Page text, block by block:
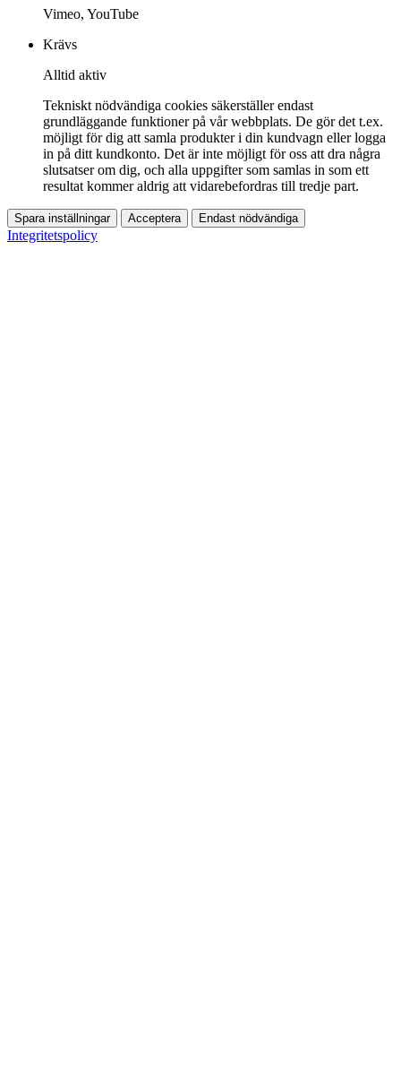
Vimeo, YouTube
Krävs
Alltid aktiv
Tekniskt nödvändiga cookies säkerställer endast
grundläggande funktioner på vår webbplats. De gör det t.ex.
möjligt för dig att samla produkter i din kundvagn eller logga
in på ditt kundkonto. Det är inte möjligt för oss att dra några
slutsatser om dig, och alla uppgifter som samlas in som ett
resultat kommer aldrig att vidarebefordras till tredje part.
Spara inställningar Acceptera Endast nödvändiga
Integritetspolicy